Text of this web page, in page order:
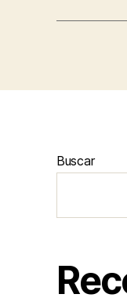
Buscar